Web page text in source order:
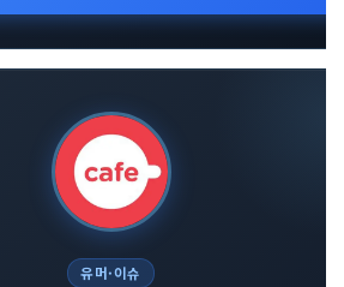
유머·이슈